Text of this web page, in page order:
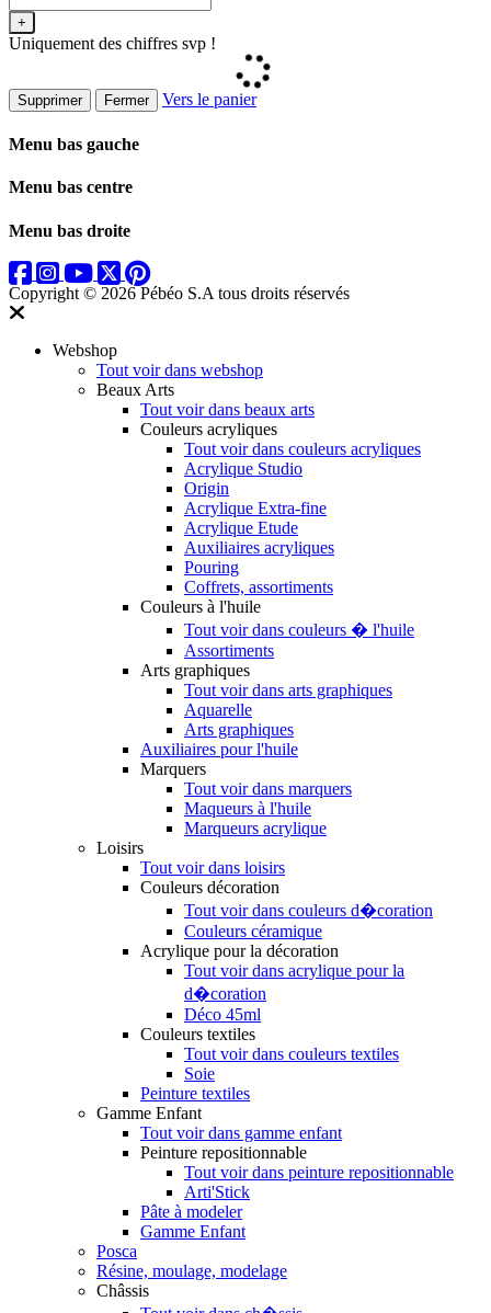
+
Uniquement des chiffres svp !
Supprimer Fermer Vers le panier
Menu bas gauche
Menu bas centre
Menu bas droite
Copyright © 2026 Pébéo S.A tous droits réservés
Webshop
Tout voir dans webshop
Beaux Arts
Tout voir dans beaux arts
Couleurs acryliques
Tout voir dans couleurs acryliques
Acrylique Studio
Origin
Acrylique Extra-fine
Acrylique Etude
Auxiliaires acryliques
Pouring
Coffrets, assortiments
Couleurs à l'huile
Tout voir dans couleurs � l'huile
Assortiments
Arts graphiques
Tout voir dans arts graphiques
Aquarelle
Arts graphiques
Auxiliaires pour l'huile
Marquers
Tout voir dans marquers
Maqueurs à l'huile
Marqueurs acrylique
Loisirs
Tout voir dans loisirs
Couleurs décoration
Tout voir dans couleurs d�coration
Couleurs céramique
Acrylique pour la décoration
Tout voir dans acrylique pour la
d�coration
Déco 45ml
Couleurs textiles
Tout voir dans couleurs textiles
Soie
Peinture textiles
Gamme Enfant
Tout voir dans gamme enfant
Peinture repositionnable
Tout voir dans peinture repositionnable
Arti'Stick
Pâte à modeler
Gamme Enfant
Posca
Résine, moulage, modelage
Châssis